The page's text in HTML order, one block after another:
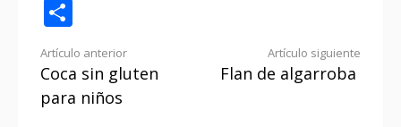
Seguir
leyendo
Artículo anterior
Coca sin gluten
para niños
Artículo siguiente
Flan de algarroba